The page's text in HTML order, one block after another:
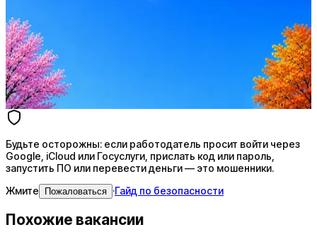
Будьте осторожны: если работодатель просит войти через
Google, iCloud или Госуслуги, прислать код или пароль,
запустить ПО или перевести деньги — это мошенники.
Жмите
Пожаловаться ·Гайд по безопасности
Похожие вакансии